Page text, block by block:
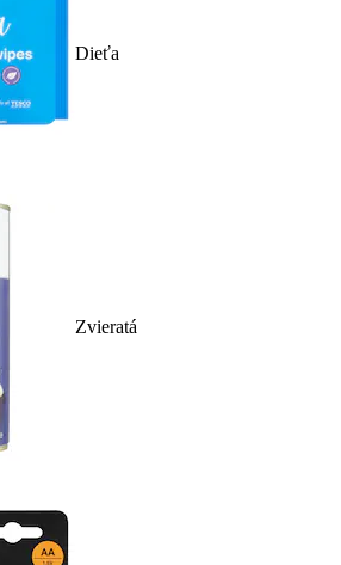
Dieťa
Zvieratá